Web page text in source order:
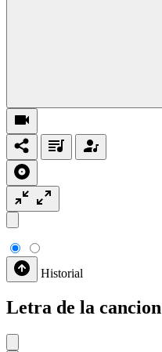
Historial
Letra de la cancion